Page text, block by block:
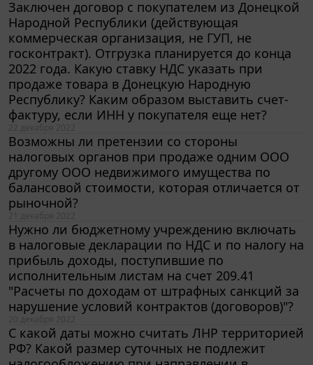
Народной Республики (действующая
коммерческая организация, не ГУП, не
госконтракт). Отгрузка планируется до конца
2022 года. Какую ставку НДС указать при
продаже товара в Донецкую Народную
Республику? Каким образом выставить счет-
фактуру, если ИНН у покупателя еще нет?
22 декабря 2022
налоговых органов при продаже одним ООО
другому ООО недвижимого имущества по
балансовой стоимости, которая отличается от
рыночной?
21 декабря 2022
в налоговые декларации по НДС и по налогу на
прибыль доходы, поступившие по
исполнительным листам на счет 209.41
"Расчеты по доходам от штрафных санкций за
нарушение условий контрактов (договоров)"?
20 декабря 2022
РФ? Какой размер суточных не подлежит
налогообложению при направлении в